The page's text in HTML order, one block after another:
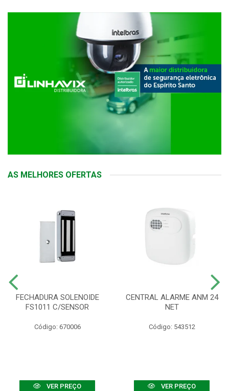
AS MELHORES OFERTAS
FECHADURA SOLENOIDE
FS1011 C/SENSOR
Código: 670006
VER PREÇO
CENTRAL ALARME ANM 24
NET
Código: 543512
VER PREÇO